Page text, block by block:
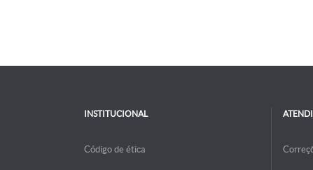
INSTITUCIONAL
Código de ética